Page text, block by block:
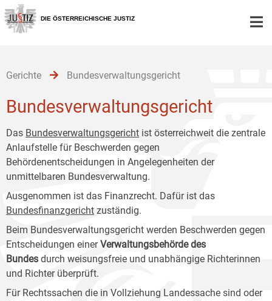
Zur
Hauptnavigation
[1]
Zum
Inhalt
[2]
Zum
Untermenü
[3]
DIE ÖSTERREICHISCHE JUSTIZ
Gerichte Bundesverwaltungsgericht
Bundesverwaltungsgericht
Das Bundesverwaltungsgericht ist österreichweit die zentrale
Anlaufstelle für Beschwerden gegen
Behördenentscheidungen in Angelegenheiten der
unmittelbaren Bundesverwaltung.
Ausgenommen ist das Finanzrecht. Dafür ist das
Bundesfinanzgericht zuständig.
Beim Bundesverwaltungsgericht werden Beschwerden gegen
Entscheidungen einerVerwaltungsbehörde des
Bundes durch weisungsfreie und unabhängige Richterinnen
und Richter überprüft.
Für Rechtssachen die in Vollziehung Landessache sind oder